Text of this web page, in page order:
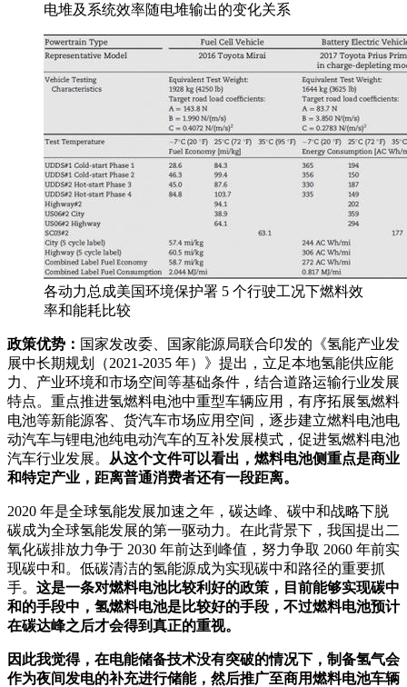
电堆及系统效率随电堆输出的变化关系
各动力总成美国环境保护署 5 个行驶工况下燃料效
率和能耗比较
政策优势： 国家发改委、国家能源局联合印发的《氢能产业发
展中长期规划（2021-2035 年）》提出，立足本地氢能供应能
力、产业环境和市场空间等基础条件，结合道路运输行业发展
特点。重点推进氢燃料电池中重型车辆应用，有序拓展氢燃料
电池等新能源客、货汽车市场应用空间，逐步建立燃料电池电
动汽车与锂电池纯电动汽车的互补发展模式，促进氢燃料电池
汽车行业发展。
从这个文件可以看出，燃料电池侧重点是商业
和特定产业，距离普通消费者还有一段距离。
2020 年是全球氢能发展加速之年，碳达峰、碳中和战略下脱
碳成为全球氢能发展的第一驱动力。在此背景下，我国提出二
氧化碳排放力争于 2030 年前达到峰值，努力争取 2060 年前实
现碳中和。低碳清洁的氢能源成为实现碳中和路径的重要抓
手。 这是一条对燃料电池比较利好的政策，目前能够实现碳中
和的手段中，氢燃料电池是比较好的手段，不过燃料电池预计
在碳达峰之后才会得到真正的重视。
因此我觉得，在电能储备技术没有突破的情况下，制备氢气会
作为夜间发电的补充进行储能，然后推广至商用燃料电池车辆